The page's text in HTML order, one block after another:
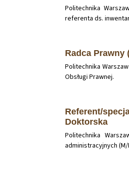
Politechnika
referenta ds.
Radca Prawny
Politechnika
Obsługi Prawnej.
Referent/
Doktorska
Politechnika
administracyjnych